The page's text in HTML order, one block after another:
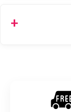
انتخاب کنید و برای شهرستان‌ها بین یک الی ۳ روز کاری از طریق